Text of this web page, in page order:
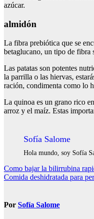
azúcar.
almidón
La fibra prebiótica que se
betaglucano, un tipo de fibra
Las patatas son potentes
la parrilla o las hiervas,
ración, condimenta como lo
La quinoa es un grano rico
arroz y el maíz. Estas
Sofía Salome
Hola mundo, soy Sofía
Navegación
de
Como bajar la bilirrubina
Comida deshidratada para
Por Sofía Salome